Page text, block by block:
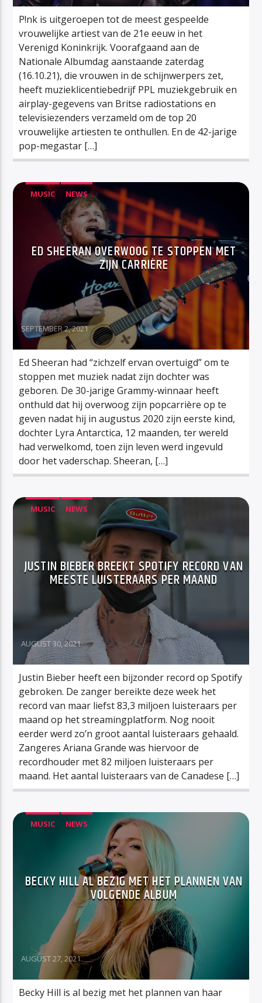
P!nk is uitgeroepen tot de meest gespeelde
vrouwelijke artiest van de 21e eeuw in het
Verenigd Koninkrijk. Voorafgaand aan de
Nationale Albumdag aanstaande zaterdag
(16.10.21), die vrouwen in de schijnwerpers zet,
heeft muzieklicentiebedrijf PPL muziekgebruik en
airplay-gegevens van Britse radiostations en
televisiezenders verzameld om de top 20
vrouwelijke artiesten te onthullen. En de 42-jarige
pop-megastar […]
MUSIC NEWS
ED SHEERAN OVERWOOG TE STOPPEN MET
ZIJN CARRIÈRE
SEPTEMBER 2, 2021
Ed Sheeran had “zichzelf ervan overtuigd” om te
stoppen met muziek nadat zijn dochter was
geboren. De 30-jarige Grammy-winnaar heeft
onthuld dat hij overwoog zijn popcarrière op te
geven nadat hij in augustus 2020 zijn eerste kind,
dochter Lyra Antarctica, 12 maanden, ter wereld
had verwelkomd, toen zijn leven werd ingevuld
door het vaderschap. Sheeran, […]
MUSIC NEWS
JUSTIN BIEBER BREEKT SPOTIFY RECORD VAN
MEESTE LUISTERAARS PER MAAND
AUGUST 30, 2021
Justin Bieber heeft een bijzonder record op Spotify
gebroken. De zanger bereikte deze week het
record van maar liefst 83,3 miljoen luisteraars per
maand op het streamingplatform. Nog nooit
eerder werd zo’n groot aantal luisteraars gehaald.
Zangeres Ariana Grande was hiervoor de
recordhouder met 82 miljoen luisteraars per
maand. Het aantal luisteraars van de Canadese […]
MUSIC NEWS
BECKY HILL AL BEZIG MET HET PLANNEN VAN
VOLGENDE ALBUM
AUGUST 27, 2021
Becky Hill is al bezig met het plannen van haar